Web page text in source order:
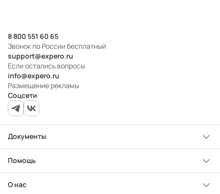
8 800 551 60 65
Звонок по России бесплатный
support@expero.ru
Если остались вопросы
info@expero.ru
Размещение рекламы
Соцсети
Документы
Помощь
О нас